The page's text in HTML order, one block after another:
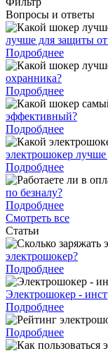
Вопросы и ответы
лучше для защиты от
Подробднее
охранника?
Подробднее
эффективный?
Подробднее
электрошокер
Подробднее
по безналу?
Подробднее
Смотреть все
Статьи
электрошокер?
Подробднее
Электрошокер -
Подробднее
Подробднее